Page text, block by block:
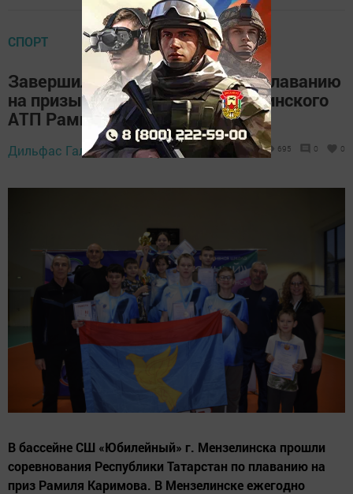
СПОРТ
Завершились соревнования по плаванию
на призы руководителя Мензелинского
АТП Рамиля Каримова
Дильфас Галиев, 2 декабря 2024 - 10:51 695 0 0
В бассейне СШ «Юбилейный» г. Мензелинска прошли
соревнования Республики Татарстан по плаванию на
приз Рамиля Каримова. В Мензелинске ежегодно